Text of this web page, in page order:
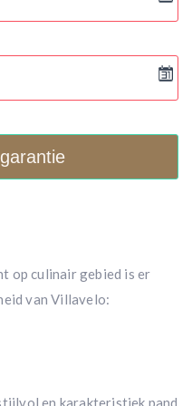
op culinair gebied is er
van Villavelo:
en karakteristiek pand